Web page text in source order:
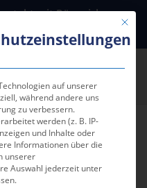
mit Rövenich-
Mit
auf unserer
während andere uns
zu verbessern.
werden (z. B. IP-
und Inhalte oder
Informationen über die
unserer
Auswahl jederzeit unter